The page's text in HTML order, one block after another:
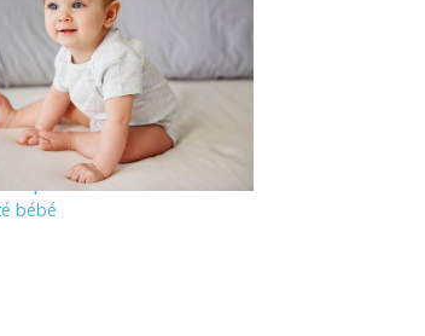
faire lorsque mon
déplace sur les fesses ?
bébé